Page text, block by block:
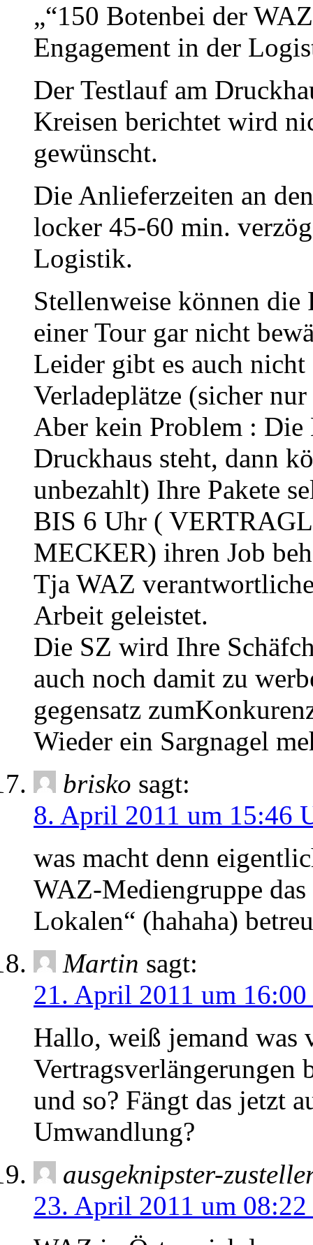
„“150 Botenbei der
Engagement in der
Der Testlauf am
Kreisen berichtet wird
gewünscht.
Die Anlieferzeiten an
locker 45-60 min.
Logistik.
Stellenweise können die
einer Tour gar nicht
Leider gibt es auch
Verladeplätze (sicher
Aber kein Problem :
Druckhaus steht, dann
unbezahlt) Ihre Pakete
BIS 6 Uhr (
MECKER) ihren Job
Tja WAZ
Arbeit geleistet.
Die SZ wird Ihre
auch noch damit zu
gegensatz
Wieder ein Sargnagel
brisko sagt:
8. April 2011 um 15:46
was macht denn
WAZ-Mediengruppe
Lokalen“ (hahaha)
Martin sagt:
21. April 2011 um
Hallo, weiß jemand was
und so? Fängt das jetzt
Umwandlung?
ausgeknipster-
23. April 2011 um